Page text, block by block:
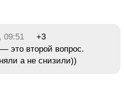
09:51
+3
это второй вопрос.
а не снизили))